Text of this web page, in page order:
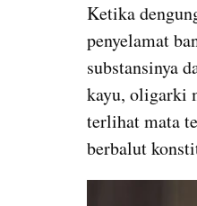
Ketika
penyelamat
substansinya
kayu, oligarki
terlihat mata
berbalut